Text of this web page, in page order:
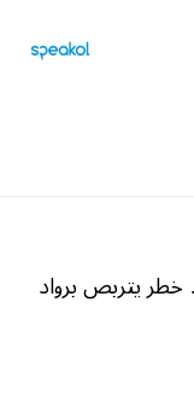
خطر يتربص برواد